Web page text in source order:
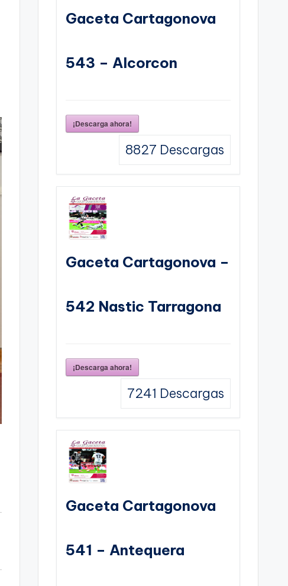
Gaceta Cartagonova
543 – Alcorcon
¡Descarga ahora!
8827 Descargas
Gaceta Cartagonova –
542 Nastic Tarragona
¡Descarga ahora!
7241 Descargas
Gaceta Cartagonova
541 – Antequera